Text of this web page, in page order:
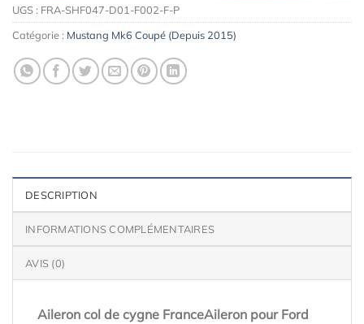
UGS : FRA-SHF047-D01-F002-F-P
Catégorie : Mustang Mk6 Coupé (Depuis 2015)
DESCRIPTION
INFORMATIONS COMPLÉMENTAIRES
AVIS (0)
Aileron col de cygne FranceAileron pour Ford